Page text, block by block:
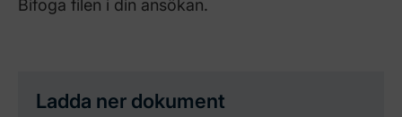
Bifoga filen i din ansökan.
Ladda ner dokument